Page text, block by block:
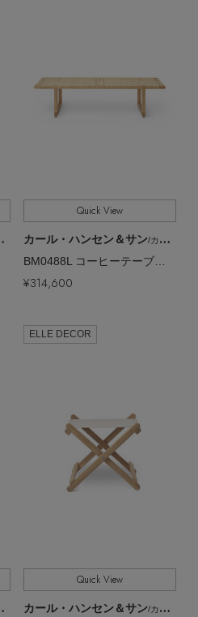
Quick View
カール・ハンセン＆サン/カール・ハンセン＆サン
BM0488L コーヒーテーブル【メーカー取り寄せ】
¥314,600
ELLE DECOR
Quick View
カール・ハンセン＆サン/カール・ハンセン＆サン